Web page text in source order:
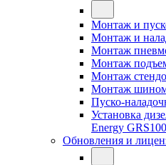
Монтаж и
Монтаж и
Монтаж
Монтаж
Монтаж
Монтаж
Пуско-
Установка
Energy
Обновления и